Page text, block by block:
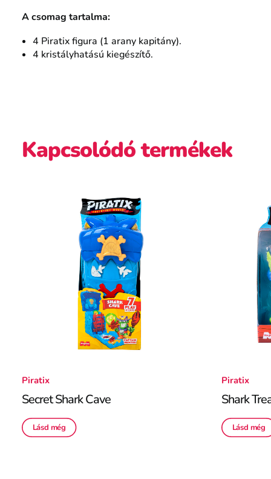
A csomag tartalma:
4 Piratix figura (1 arany kapitány).
4 kristályhatású kiegészítő.
Kapcsolódó termékek
Piratix
Secret Shark Cave
Lásd még
Piratix
Shark
Lásd még